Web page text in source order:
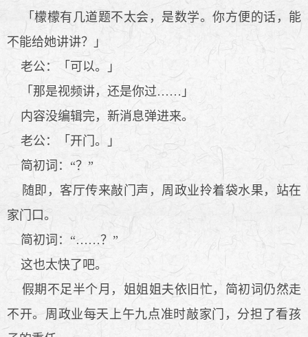
「檬檬有几道题不太会，是数学。你方便的话，能
不能给她讲讲？」
老公：「可以。」
「那是视频讲，还是你过……」
内容没编辑完，新消息弹进来。
老公：「开门。」
简初词：“？”
随即，客厅传来敲门声，周政业拎着袋水果，站在
家门口。
简初词：“……？”
这也太快了吧。
假期不足半个月，姐姐姐夫依旧忙，简初词仍然走
不开。周政业每天上午九点准时敲家门，分担了看孩